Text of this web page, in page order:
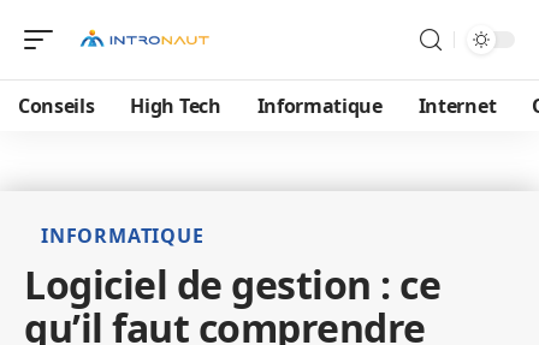
Conseils High Tech Informatique Internet
INFORMATIQUE
Logiciel de gestion : ce
qu’il faut comprendre